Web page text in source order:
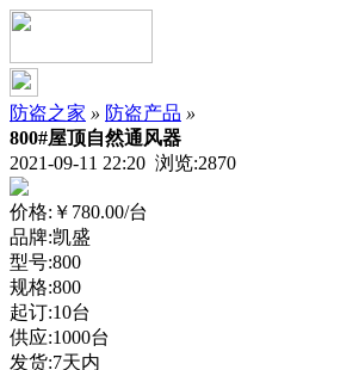
防盗之家 » 防盗产品 »
800#屋顶自然通风器
2021-09-11 22:20 浏览:2870
价格: ￥780.00/台
品牌:凯盛
型号:800
规格:800
起订:10台
供应:1000台
发货:7天内